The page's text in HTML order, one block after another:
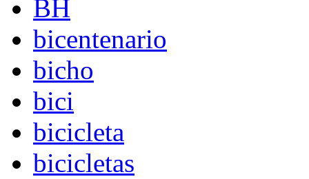
BH
bicentenario
bicho
bici
bicicleta
bicicletas